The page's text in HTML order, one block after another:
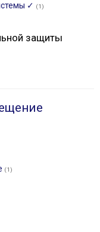
✓ (1)
защиты
(1)